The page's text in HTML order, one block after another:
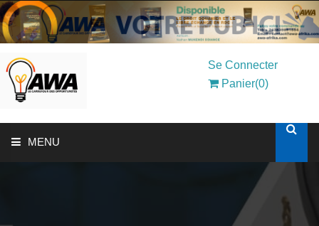
Se Connecter
Panier(0)
MENU